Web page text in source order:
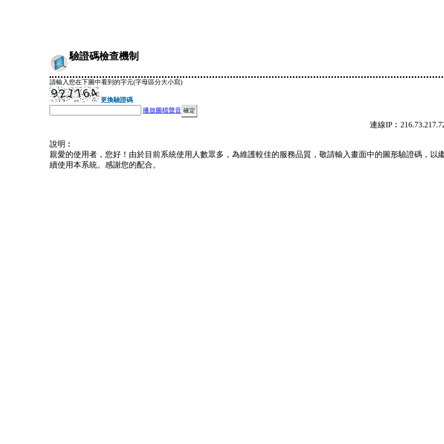
驗證碼檢查機制
請輸入您在下圖中看到的字元(字母區分大小寫)
更換驗證碼
播放圖檔聲音
連線
說明︰
親愛的使用者，您好！由於目前系統使用人數眾多，為維護較佳的服務品質，敬請輸入畫面中的圖形驗證碼，以
續使用本系統。感謝您的配合。